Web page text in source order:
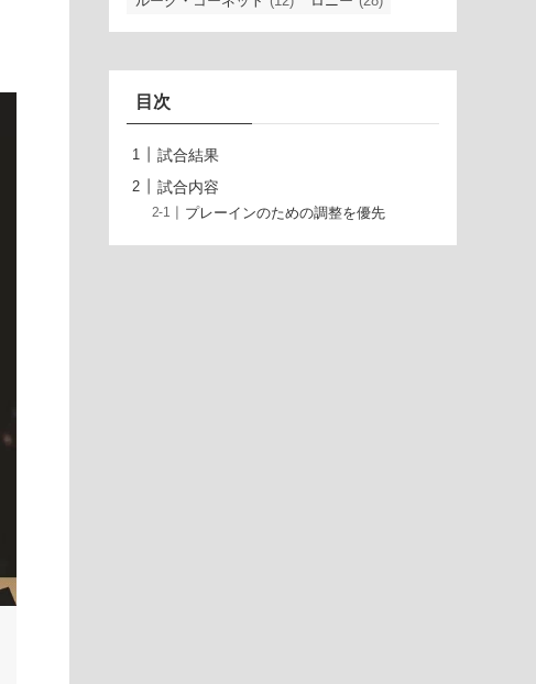
目次
試合結果
試合内容
プレーインのための調整を優先